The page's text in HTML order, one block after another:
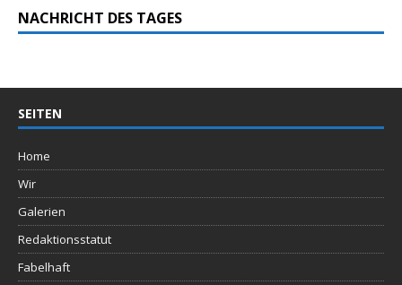
NACHRICHT DES TAGES
SEITEN
Home
Wir
Galerien
Redaktionsstatut
Fabelhaft